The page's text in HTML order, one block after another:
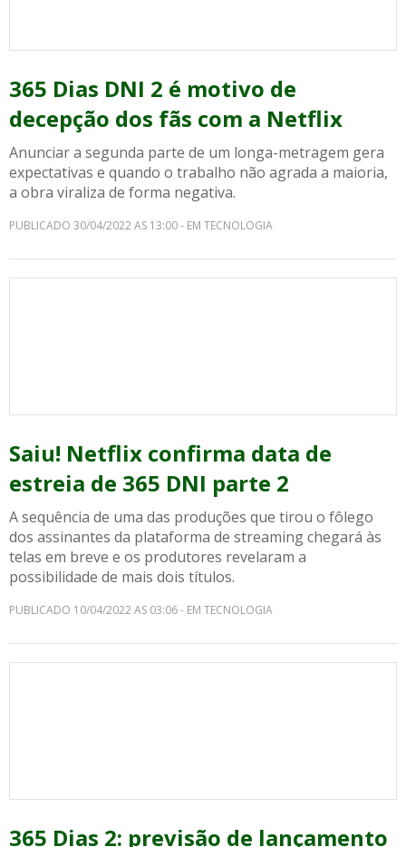
365 Dias DNI 2 é motivo de
decepção dos fãs com a Netflix
Anunciar a segunda parte de um longa-metragem gera
expectativas e quando o trabalho não agrada a maioria,
a obra viraliza de forma negativa.
PUBLICADO 30/04/2022 AS 13:00 - EM TECNOLOGIA
Saiu! Netflix confirma data de
estreia de 365 DNI parte 2
A sequência de uma das produções que tirou o fôlego
dos assinantes da plataforma de streaming chegará às
telas em breve e os produtores revelaram a
possibilidade de mais dois títulos.
PUBLICADO 10/04/2022 AS 03:06 - EM TECNOLOGIA
365 Dias 2: previsão de lançamento